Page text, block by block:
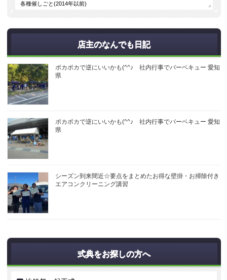
各種催しごと(2014年以前)
店主のなんでも日記
ポカポカで逆にいいかも(^^♪ 社内行事でバーベキュー 愛知
県
ポカポカで逆にいいかも(^^♪ 社内行事でバーベキュー 愛知
県
シーズン到来間近☆要点をまとめたお得な壁掛・お掃除付き
エアコンクリーニング講習
式典をお探しの方へ